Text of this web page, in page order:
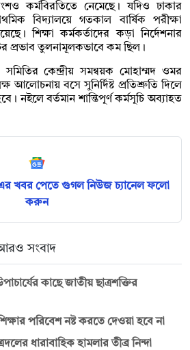
কর্মবিরতিতে নেমেছে। যদিও ঢাকার
বিদ্যালয়ে গতকাল বার্ষিক পরীক্ষা
শিক্ষা কর্মকর্তাদের কড়া নির্দেশনার
প্রভাব তুলনামূলকভাবে কম ছিল।
কেন্দ্রীয় সমন্বয়ক মোহাম্মদ ওমর
আলোচনায় বসে সুনির্দিষ্ট প্রতিশ্রুতি দিলে
নইলে বর্তমান শান্তিপূর্ণ কর্মসূচি অব্যাহত
খবর পেতে গুগল নিউজ চ্যানেল ফলো
করুন
সংবাদ
কাছে জাতীয় ছাত্রশক্তির
পরিবেশ নষ্ট করতে দেওয়া হবে না
ধারাবাহিক হামলার তীব্র নিন্দা